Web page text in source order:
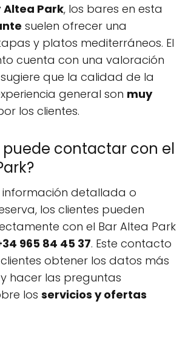
Park, los bares en esta
suelen ofrecer una
y platos mediterráneos. El
cuenta con una valoración
que la calidad de la
general son muy
los clientes.
puede contactar con el
detallada o
los clientes pueden
con el Bar Altea Park
965 84 45 37. Este contacto
obtener los datos más
hacer las preguntas
los servicios y ofertas